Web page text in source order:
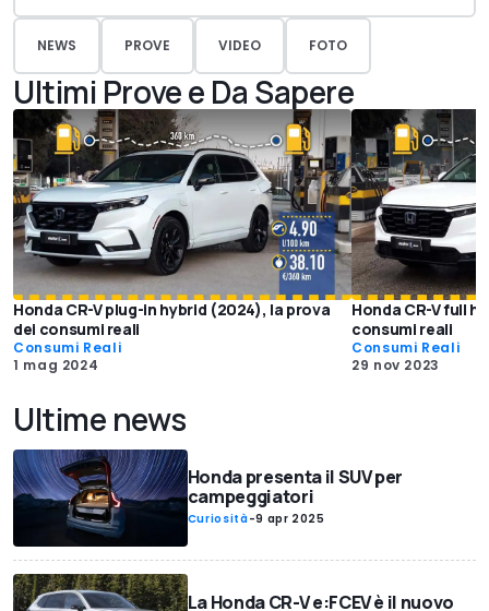
NEWS PROVE VIDEO FOTO
Ultimi Prove e Da Sapere
Honda CR-V plug-in hybrid (2024), la prova
dei consumi reali
Consumi Reali
1 mag 2024
Honda CR-V full
consumi reali
Consumi Reali
29 nov 2023
Ultime news
Honda presenta il SUV per
campeggiatori
Curiosità-9 apr 2025
La Honda CR-V e:FCEV è il nuovo